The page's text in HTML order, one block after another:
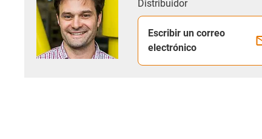
Distribuidor
Escribir un correo
electrónico